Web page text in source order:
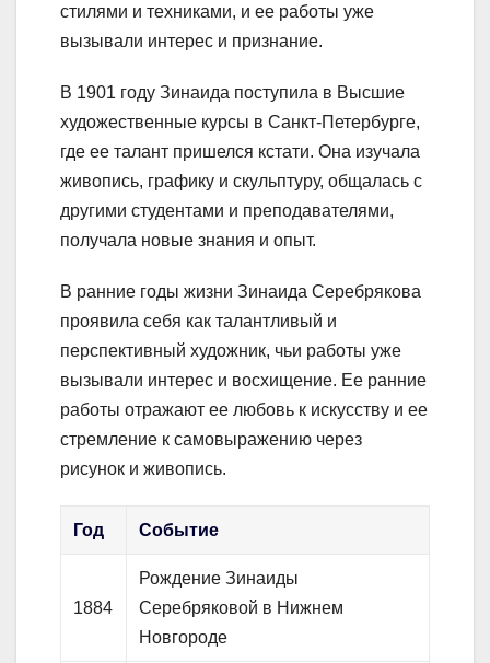
стилями и техниками, и ее работы уже
вызывали интерес и признание.
В 1901 году Зинаида поступила в Высшие
художественные курсы в Санкт-Петербурге,
где ее талант пришелся кстати. Она изучала
живопись, графику и скульптуру, общалась с
другими студентами и преподавателями,
получала новые знания и опыт.
В ранние годы жизни Зинаида Серебрякова
проявила себя как талантливый и
перспективный художник, чьи работы уже
вызывали интерес и восхищение. Ее ранние
работы отражают ее любовь к искусству и ее
стремление к самовыражению через
рисунок и живопись.
Год Событие
1884
Рождение Зинаиды
Серебряковой в Нижнем
Новгороде